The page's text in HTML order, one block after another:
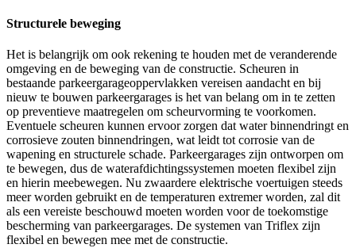
Structurele beweging
Het is belangrijk om ook rekening te houden met de veranderende
omgeving en de beweging van de constructie. Scheuren in
bestaande parkeergarageoppervlakken vereisen aandacht en bij
nieuw te bouwen parkeergarages is het van belang om in te zetten
op preventieve maatregelen om scheurvorming te voorkomen.
Eventuele scheuren kunnen ervoor zorgen dat water binnendringt en
corrosieve zouten binnendringen, wat leidt tot corrosie van de
wapening en structurele schade. Parkeergarages zijn ontworpen om
te bewegen, dus de waterafdichtingssystemen moeten flexibel zijn
en hierin meebewegen. Nu zwaardere elektrische voertuigen steeds
meer worden gebruikt en de temperaturen extremer worden, zal dit
als een vereiste beschouwd moeten worden voor de toekomstige
bescherming van parkeergarages. De systemen van Triflex zijn
flexibel en bewegen mee met de constructie.